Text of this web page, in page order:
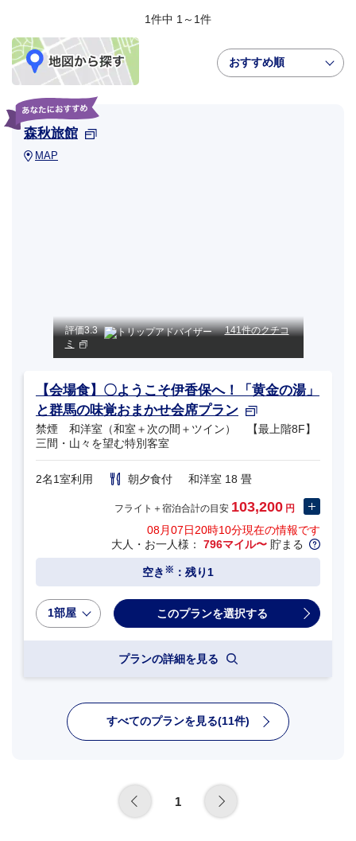
1件中 1～1件
おすすめ順
森秋旅館
MAP
評価3.3
141件のクチコ
ミ
【会場食】〇ようこそ伊香保へ！「黄金の湯」
と群馬の味覚おまかせ会席プラン
禁煙 和洋室（和室＋次の間＋ツイン） 【最上階8F】
三間・山々を望む特別客室
2名1室利用 朝夕食付 和洋室 18 畳
フライト＋宿泊合計の目安 103,200 円
08月07日20時10分現在の情報です
大人・お一人様： 796マイル〜 貯まる
空き ※ ：残り1
1部屋
プランの詳細を見る
すべてのプランを見る(11件)
1